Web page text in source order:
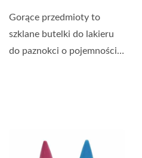
Gorące przedmioty to
szklane butelki do lakieru
do paznokci o pojemności